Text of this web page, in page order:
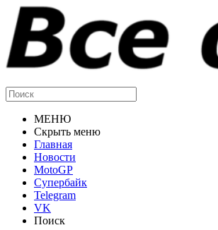
МЕНЮ
Скрыть меню
Главная
Новости
MotoGP
Супербайк
Telegram
VK
Поиск